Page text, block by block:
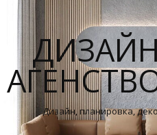
Дизайн, планировка,